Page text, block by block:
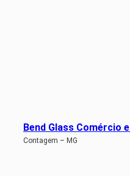
Bend Glass Comércio
Contagem – MG